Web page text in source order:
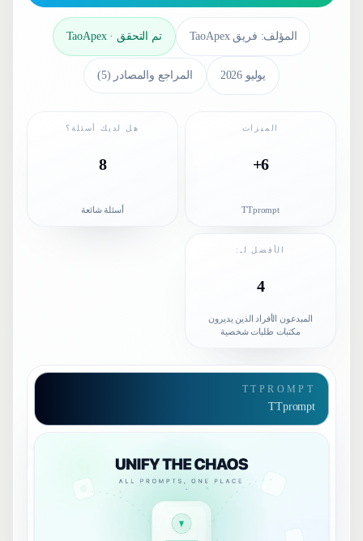
المؤلف: فريق TaoApex تم التحقق·
TaoApex
يوليو 2026 المراجع والمصادر (
5
)
الميزات
6+
TTprompt
هل لديك أسئلة؟
8
أسئلة شائعة
الأفضل لـ:
4
المبدعون الأفراد الذين يديرون
مكتبات طلبات شخصية
TTPROMPT
TTprompt